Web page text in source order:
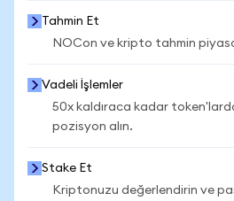
Tahmin Et
NOCon ve kripto tahmin
Vadeli İşlemler
50x kaldıraca kadar
pozisyon alın.
Stake Et
Kriptonuzu değerlendirin ve